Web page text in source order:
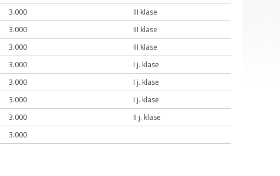
3.000
III klase
3.000
III klase
3.000
III klase
3.000
I j. klase
3.000
I j. klase
3.000
I j. klase
3.000
II j. klase
3.000